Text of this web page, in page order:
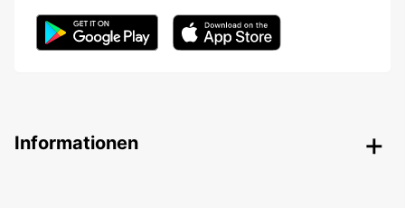
Informationen